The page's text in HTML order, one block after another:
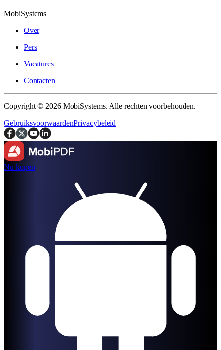
MobiSystems
Over
Pers
Vacatures
Contacten
Copyright © 2026 MobiSystems. Alle rechten voorbehouden.
GebruiksvoorwaardenPrivacybeleid
Nu kopen